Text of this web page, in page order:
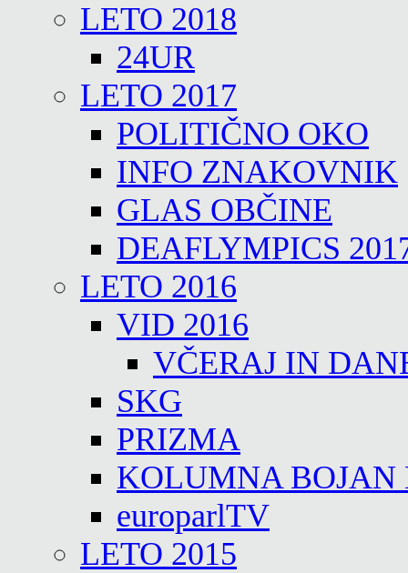
LETO 2018
24UR
LETO 2017
POLITIČNO OKO
INFO ZNAKOVNIK
GLAS OBČINE
DEAFLYMPICS
LETO 2016
VID 2016
VČERAJ IN
SKG
PRIZMA
KOLUMNA BOJAN
europarlTV
LETO 2015